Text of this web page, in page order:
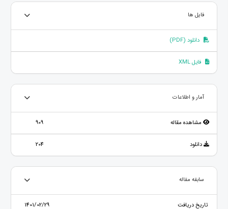
فایل ها
دانلود (PDF)
فایل XML
آمار و اطلاعات
مشاهده مقاله 909
دانلود 204
سابقه مقاله
تاریخ دریافت 1401/02/29